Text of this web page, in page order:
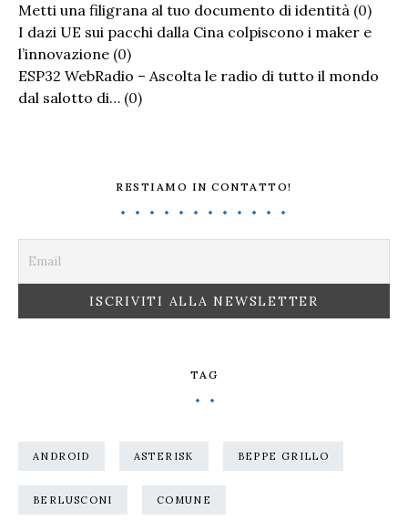
Metti una filigrana al tuo documento di identità (0)
I dazi UE sui pacchi dalla Cina colpiscono i maker e
l’innovazione (0)
ESP32 WebRadio – Ascolta le radio di tutto il mondo
dal salotto di… (0)
RESTIAMO IN CONTATTO!
TAG
ANDROID ASTERISK BEPPE GRILLO
BERLUSCONI COMUNE